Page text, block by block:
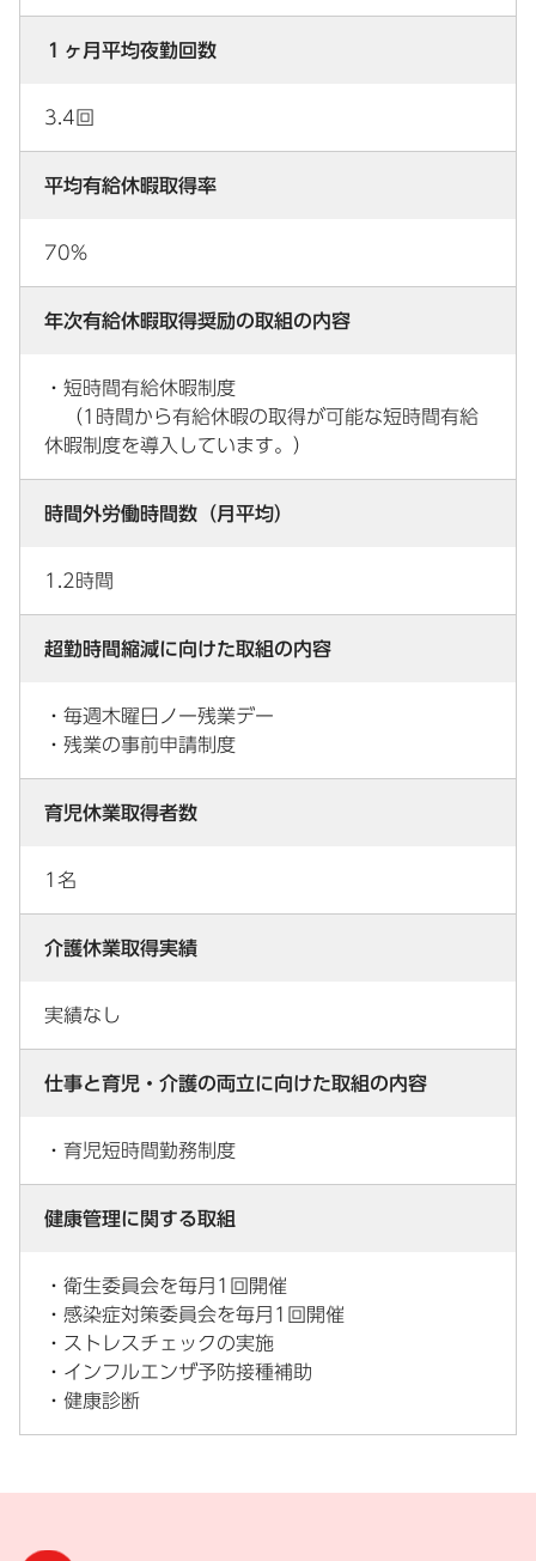
１ヶ月平均夜勤回数
3.4回
平均有給休暇取得率
70%
年次有給休暇取得奨励の取組の内容
・短時間有給休暇制度
（1時間から有給休暇の取得が可能な短時間有給
休暇制度を導入しています。）
時間外労働時間数（月平均）
1.2時間
超勤時間縮減に向けた取組の内容
・毎週木曜日ノー残業デー
・残業の事前申請制度
育児休業取得者数
1名
介護休業取得実績
実績なし
仕事と育児・介護の両立に向けた取組の内容
・育児短時間勤務制度
健康管理に関する取組
・衛生委員会を毎月1回開催
・感染症対策委員会を毎月1回開催
・ストレスチェックの実施
・インフルエンザ予防接種補助
・健康診断